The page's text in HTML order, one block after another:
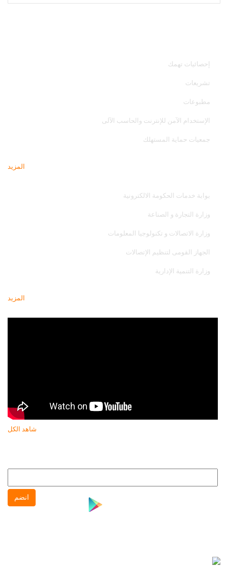
إحصائيات تهمك
تشريعات
مطبوعات
الإستخدام الآمن للإنترنت والحاسب الآلى
جمعيات حماية المستهلك
المزيد
بوابة خدمات الحكومة الالكترونية
وزارة التجارة و الصناعة
وزارة الاتصالات و تكنولوجيا المعلومات
الجهاز القومى لتنظيم الإتصالات
وزارة التنمية الإدارية
المزيد
شاهد الكل
انضم